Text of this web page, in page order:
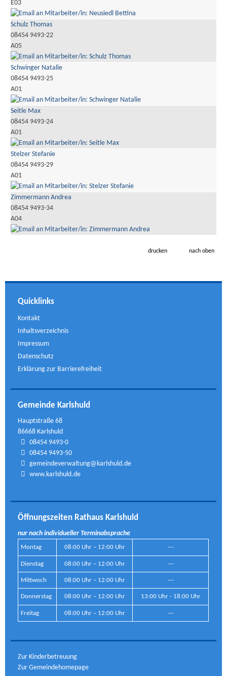
E03
Schulz Thomas
08454 9493-22
A05
Schwinger Natalie
08454 9493-25
A01
Seitle Max
08454 9493-24
A01
Stelzer Stefanie
08454 9493-29
A01
Zimmermann Andrea
08454 9493-34
A04
drucken nach oben
Quicklinks
Kontakt
Inhaltsverzeichnis
Impressum
Datenschutz
Erklärung zur Barrierefreiheit
Gemeinde Karlshuld
Hauptstraße 68
86668 Karlshuld
08454 9493-0
08454 9493-50
gemeindeverwaltung@karlshuld.de
www.karlshuld.de
Öffnungszeiten Rathaus Karlshuld
nur nach individueller Terminabsprache
Montag 08:00 Uhr – 12:00 Uhr ---
Dienstag 08:00 Uhr – 12:00 Uhr ---
Mittwoch 08:00 Uhr – 12:00 Uhr ---
Donnerstag 08:00 Uhr – 12:00 Uhr 13:00 Uhr - 18:00 Uhr
Freitag 08:00 Uhr – 12:00 Uhr ---
Zur Kinderbetreuung
Zur Gemeindehomepage